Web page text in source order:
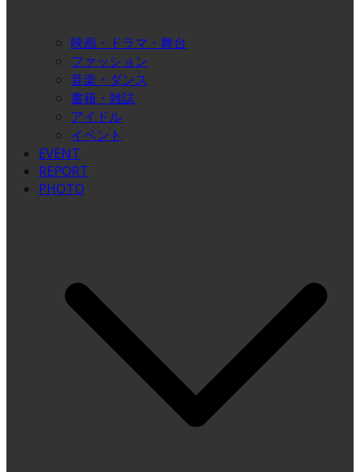
映画・ドラマ・舞台
ファッション
音楽・ダンス
書籍・雑誌
アイドル
イベント
EVENT
REPORT
PHOTO